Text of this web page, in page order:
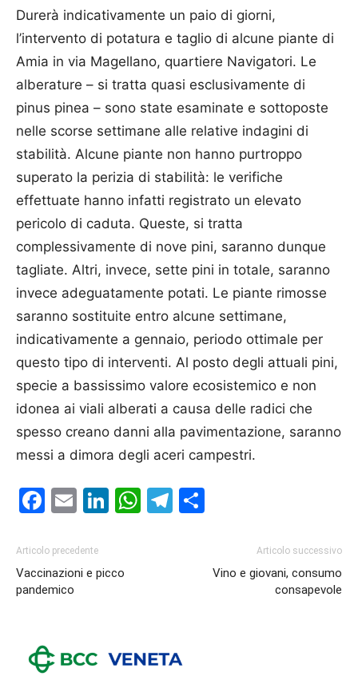
Durerà indicativamente un paio di giorni,
l’intervento di potatura e taglio di alcune piante di
Amia in via Magellano, quartiere Navigatori. Le
alberature – si tratta quasi esclusivamente di
pinus pinea – sono state esaminate e sottoposte
nelle scorse settimane alle relative indagini di
stabilità. Alcune piante non hanno purtroppo
superato la perizia di stabilità: le verifiche
effettuate hanno infatti registrato un elevato
pericolo di caduta. Queste, si tratta
complessivamente di nove pini, saranno dunque
tagliate. Altri, invece, sette pini in totale, saranno
invece adeguatamente potati. Le piante rimosse
saranno sostituite entro alcune settimane,
indicativamente a gennaio, periodo ottimale per
questo tipo di interventi. Al posto degli attuali pini,
specie a bassissimo valore ecosistemico e non
idonea ai viali alberati a causa delle radici che
spesso creano danni alla pavimentazione, saranno
messi a dimora degli aceri campestri.
Facebook
EmailLinkedIn
WhatsApp
Telegram
Articolo precedente
Vaccinazioni e picco
pandemico
Articolo successivo
Vino e giovani, consumo
consapevole